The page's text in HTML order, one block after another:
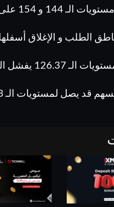
و 154 على التوالي .
الطلب و الإغلاق
التحليل الحالي
يصل لمستويات الـ 113 دولار .